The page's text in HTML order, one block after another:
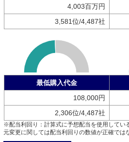
4,003百万円
3,581位/4,487社
最低購入代金
108,000円
2,306位/4,487社
※配当利回り：計算式に予想配当を使用してい
元変更に関しては配当利回りの数値が正確では